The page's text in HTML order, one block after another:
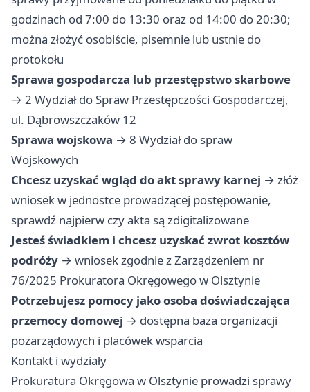
godzinach od 7:00 do 13:30 oraz od 14:00 do 20:30;
można złożyć osobiście, pisemnie lub ustnie do
protokołu
Sprawa gospodarcza lub przestępstwo skarbowe
→ 2 Wydział do Spraw Przestępczości Gospodarczej,
ul. Dąbrowszczaków 12
Sprawa wojskowa → 8 Wydział do spraw
Wojskowych
Chcesz uzyskać wgląd do akt sprawy karnej → złóż
wniosek w jednostce prowadzącej postępowanie,
sprawdź najpierw czy akta są zdigitalizowane
Jesteś świadkiem i chcesz uzyskać zwrot kosztów
podróży → wniosek zgodnie z Zarządzeniem nr
76/2025 Prokuratora Okręgowego w Olsztynie
Potrzebujesz pomocy jako osoba doświadczająca
przemocy domowej → dostępna baza organizacji
pozarządowych i placówek wsparcia
Kontakt i wydziały
Prokuratura Okręgowa w Olsztynie prowadzi sprawy